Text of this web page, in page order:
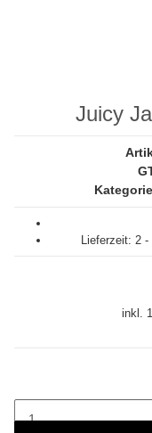
Juicy
Lieferzeit: 2 -
inkl.